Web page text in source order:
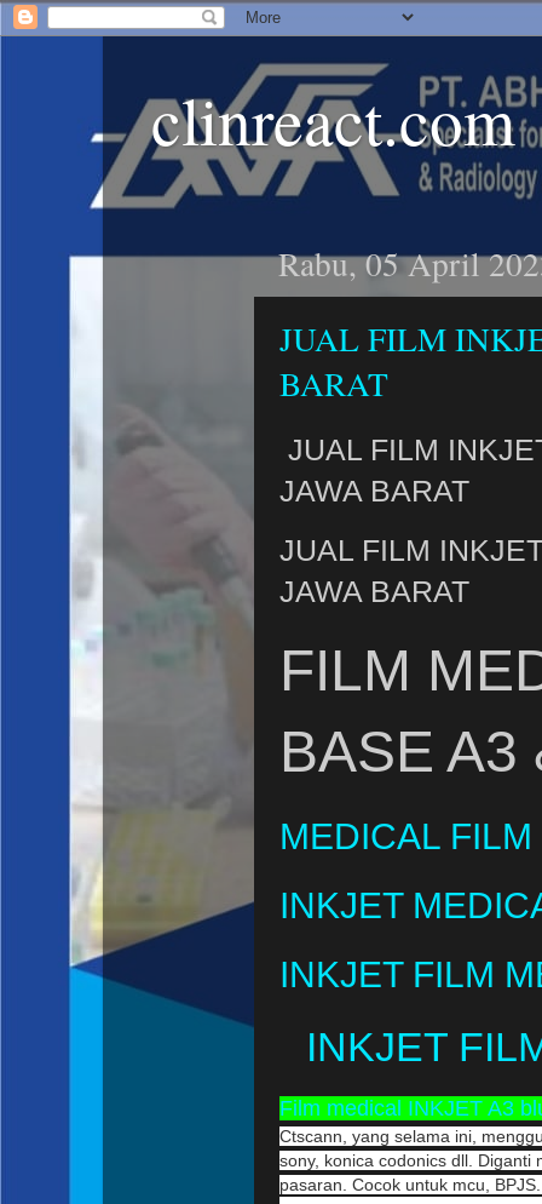
clinreact.com
Rabu, 05 April
JUAL FILM
BARAT
JUAL FILM
JAWA BARAT
JUAL FILM
JAWA BARAT
FILM
BASE A3
MEDICAL
INKJET
INKJET FILM
INKJET
Film medical INKJET A3
Ctscann, yang selama ini,
sony, konica codonics dll. Diganti
pasaran. Cocok untuk mcu,